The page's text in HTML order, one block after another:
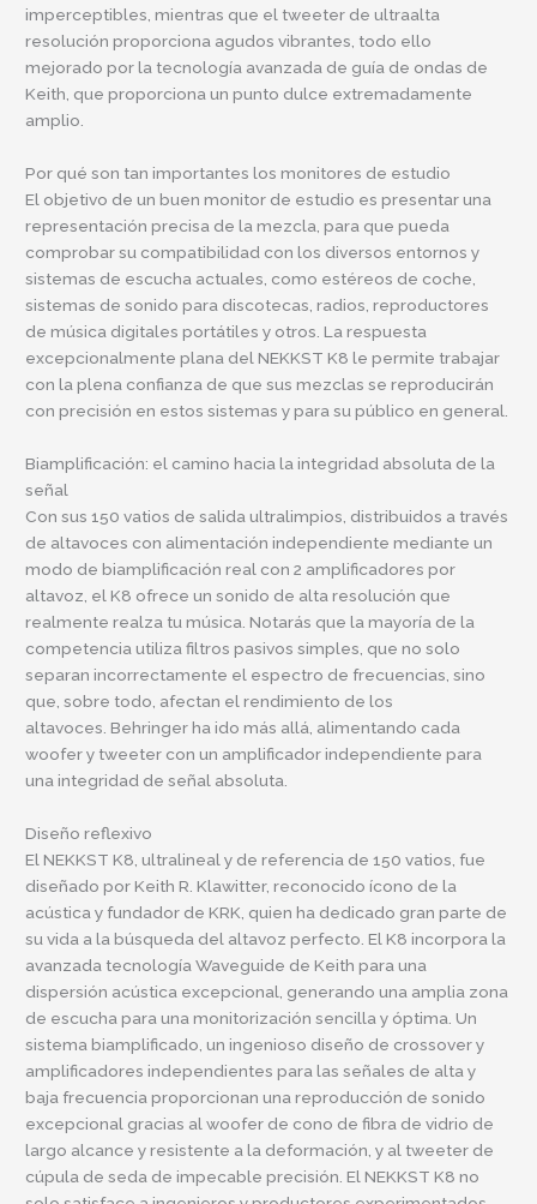
imperceptibles, mientras que el tweeter de ultraalta
resolución proporciona agudos vibrantes, todo ello
mejorado por la tecnología avanzada de guía de ondas de
Keith, que proporciona un punto dulce extremadamente
amplio.
Por qué son tan importantes los monitores de estudio
El objetivo de un buen monitor de estudio es presentar una
representación precisa de la mezcla, para que pueda
comprobar su compatibilidad con los diversos entornos y
sistemas de escucha actuales, como estéreos de coche,
sistemas de sonido para discotecas, radios, reproductores
de música digitales portátiles y otros. La respuesta
excepcionalmente plana del NEKKST K8 le permite trabajar
con la plena confianza de que sus mezclas se reproducirán
con precisión en estos sistemas y para su público en general.
Biamplificación: el camino hacia la integridad absoluta de la
señal
Con sus 150 vatios de salida ultralimpios, distribuidos a través
de altavoces con alimentación independiente mediante un
modo de biamplificación real con 2 amplificadores por
altavoz, el K8 ofrece un sonido de alta resolución que
realmente realza tu música. Notarás que la mayoría de la
competencia utiliza filtros pasivos simples, que no solo
separan incorrectamente el espectro de frecuencias, sino
que, sobre todo, afectan el rendimiento de los
altavoces.Behringerha ido más allá, alimentando cada
woofer y tweeter con un amplificador independiente para
una integridad de señal absoluta.
Diseño reflexivo
El NEKKST K8, ultralineal y de referencia de 150 vatios, fue
diseñado por Keith R. Klawitter, reconocido ícono de la
acústica y fundador de KRK, quien ha dedicado gran parte de
su vida a la búsqueda del altavoz perfecto. El K8 incorpora la
avanzada tecnología Waveguide de Keith para una
dispersión acústica excepcional, generando una amplia zona
de escucha para una monitorización sencilla y óptima. Un
sistema biamplificado, un ingenioso diseño de crossover y
amplificadores independientes para las señales de alta y
baja frecuencia proporcionan una reproducción de sonido
excepcional gracias al woofer de cono de fibra de vidrio de
largo alcance y resistente a la deformación, y al tweeter de
cúpula de seda de impecable precisión. El NEKKST K8 no